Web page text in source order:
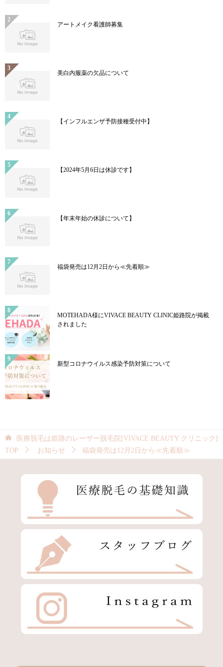
アートメイク看護師募集
美白内服薬の欠品について
【インフルエンザ予防接種受付中】
【2024年5月6日は休診です】
【年末年始の休診について】
福袋発売は12月2日から≪先着順≫
MOTEHADA様にVIVACE BEAUTY CLINIC姫路院が掲載
されました
新型コロナウイルス感染予防対策について
医療脱毛は姫路のレーザー脱毛院[VIVACE BEAUTY クリニック]
TOP
お知らせ 福袋発売は12月2日から≪先着順≫